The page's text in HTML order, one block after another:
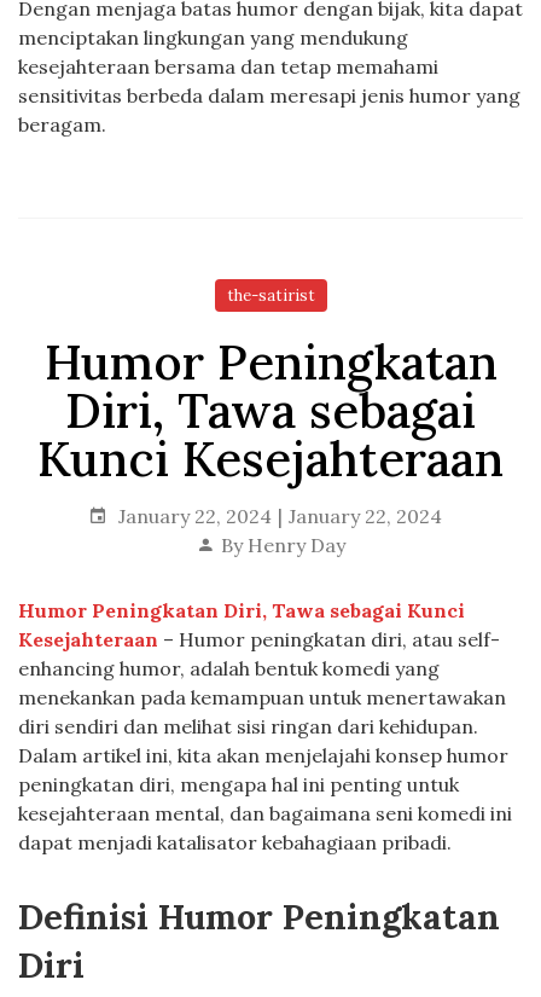
Dengan menjaga batas humor dengan bijak, kita dapat
menciptakan lingkungan yang mendukung
kesejahteraan bersama dan tetap memahami
sensitivitas berbeda dalam meresapi jenis humor yang
beragam.
the-satirist
Humor Peningkatan
Diri, Tawa sebagai
Kunci Kesejahteraan
January 22, 2024
January 22, 2024
By Henry Day
Humor Peningkatan Diri, Tawa sebagai Kunci
Kesejahteraan – Humor peningkatan diri, atau self-
enhancing humor, adalah bentuk komedi yang
menekankan pada kemampuan untuk menertawakan
diri sendiri dan melihat sisi ringan dari kehidupan.
Dalam artikel ini, kita akan menjelajahi konsep humor
peningkatan diri, mengapa hal ini penting untuk
kesejahteraan mental, dan bagaimana seni komedi ini
dapat menjadi katalisator kebahagiaan pribadi.
Definisi Humor Peningkatan
Diri